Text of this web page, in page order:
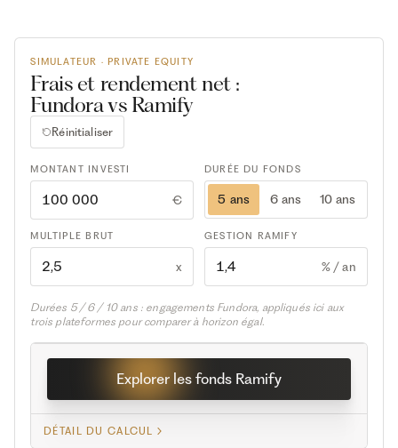
SIMULATEUR · PRIVATE EQUITY
Frais et rendement net :
Fundora vs Ramify
Réinitialiser
MONTANT INVESTI
€
DURÉE DU FONDS
5 ans 6 ans 10 ans
MULTIPLE BRUT
x
GESTION RAMIFY
% / an
Durées 5 / 6 / 10 ans : engagements Fundora, appliqués ici aux
trois plateformes pour comparer à horizon égal.
Explorer les fonds Ramify
DÉTAIL DU CALCUL